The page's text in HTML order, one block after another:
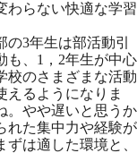
わらない快適な学習
3年生は部活動引
も、1，2年生が中心
校のさまざまな活動
えるようになりま
。やや遅いと思うか
れた集中力や経験が
は適した環境と、